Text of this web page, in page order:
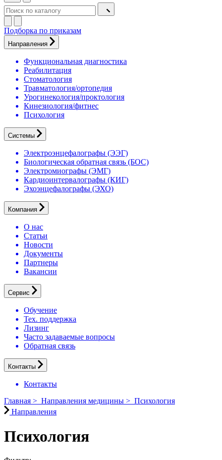
Подборка по приказам
Направления
Функциональная диагностика
Реабилитация
Стоматология
Травматология/ортопедия
Урогинекология/проктология
Кинезиология/фитнес
Психология
Системы
Электроэнцефалографы (ЭЭГ)
Биологическая обратная связь (БОС)
Электромиографы (ЭМГ)
Кардиоинтервалографы (КИГ)
Эхоэнцефалографы (ЭХО)
Компания
О нас
Статьи
Новости
Документы
Партнеры
Вакансии
Сервис
Обучение
Тех. поддержка
Лизинг
Часто задаваемые вопросы
Обратная связь
Контакты
Контакты
Главная > Направления медицины > Психология
Направления
Психология